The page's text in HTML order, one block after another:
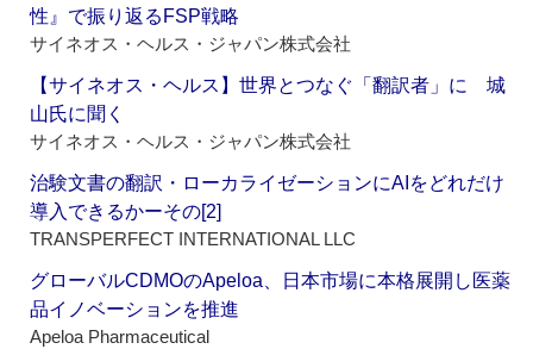
性』で振り返るFSP戦略
サイネオス・ヘルス・ジャパン株式会社
【サイネオス・ヘルス】世界とつなぐ「翻訳者」に 城
山氏に聞く
サイネオス・ヘルス・ジャパン株式会社
治験文書の翻訳・ローカライゼーションにAIをどれだけ
導入できるかーその[2]
TRANSPERFECT INTERNATIONAL LLC
グローバルCDMOのApeloa、日本市場に本格展開し医薬
品イノベーションを推進
Apeloa Pharmaceutical